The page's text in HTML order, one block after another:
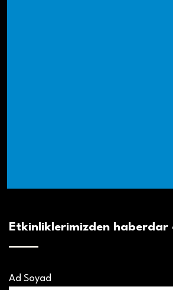
Etkinliklerimizden haberdar
Ad Soyad